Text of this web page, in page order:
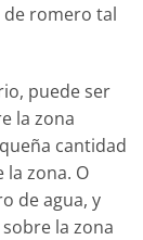
romero tal
puede ser
la zona
cantidad
zona. O
de agua, y
la zona